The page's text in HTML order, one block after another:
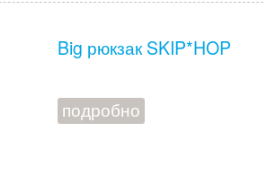
Big рюкзак SKIP*HOP
подробно